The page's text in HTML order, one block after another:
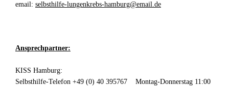
email: selbsthilfe-lungenkrebs-hamburg@email.de
Ansprechpartner:
KISS Hamburg:
Selbsthilfe-Telefon +49 (0) 40 395767 Montag-Donnerstag 11:00